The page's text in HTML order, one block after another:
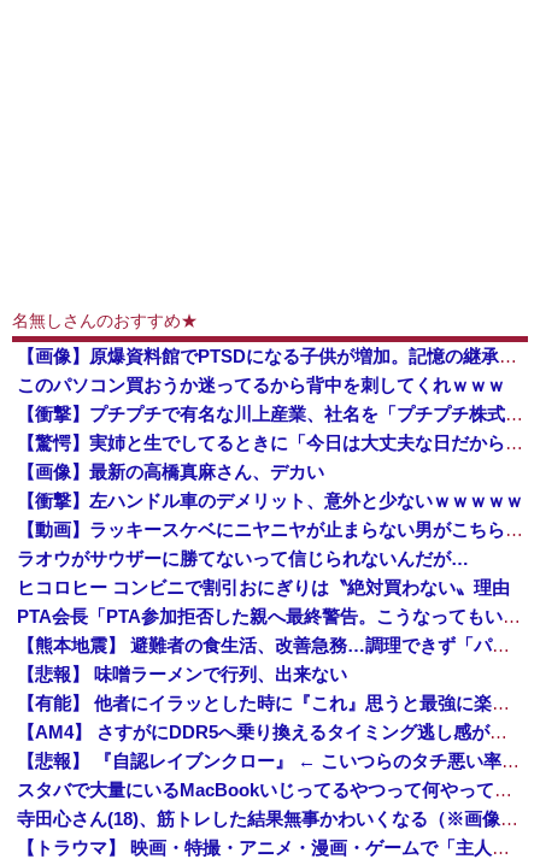
名無しさんのおすすめ★
【画像】原爆資料館でPTSDになる子供が増加。記憶の継承が危ぶまれる事態に
このパソコン買おうか迷ってるから背中を刺してくれｗｗｗ
【衝撃】プチプチで有名な川上産業、社名を「プチプチ株式会社」に変更されるｗｗｗｗｗ
【驚愕】実姉と生でしてるときに「今日は大丈夫な日だから……ね？」とか言われwwww
【画像】最新の高橋真麻さん、デカい
【衝撃】左ハンドル車のデメリット、意外と少ないｗｗｗｗｗ
【動画】ラッキースケベにニヤニヤが止まらない男がこちらｗｗｗｗｗｗｗｗｗｗｗｗｗｗｗｗｗｗ
ラオウがサウザーに勝てないって信じられないんだが…
ヒコロヒー コンビニで割引おにぎりは〝絶対買わない〟理由
PTA会長「PTA参加拒否した親へ最終警告。こうなってもいい？」
【熊本地震】 避難者の食生活、改善急務…調理できず「パン飽き飽き」断水なお３万戸超
【悲報】 味噌ラーメンで行列、出来ない
【有能】 他者にイラッとした時に『これ』思うと最強に楽になることが発覚！！！
【AM4】 さすがにDDR5へ乗り換えるタイミング逃し感が半端ない
【悲報】 『自認レイブンクロー』 ← こいつらのタチ悪い率は異常
スタバで大量にいるMacBookいじってるやつって何やってんの？
寺田心さん(18)、筋トレした結果無事かわいくなる（※画像あり）
【トラウマ】 映画・特撮・アニメ・漫画・ゲームで「主人公がガチで敗北した回」と聞いて真っ先に思い浮かぶのは？